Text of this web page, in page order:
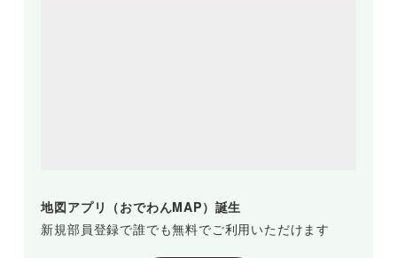
地図アプリ（おでわんMAP）誕生
新規部員登録で誰でも無料でご利用いただけます